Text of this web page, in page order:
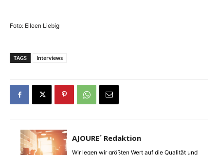
Foto: Eileen Liebig
TAGS Interviews
AJOURE´ Redaktion
Wir legen wir größten Wert auf die Qualität und